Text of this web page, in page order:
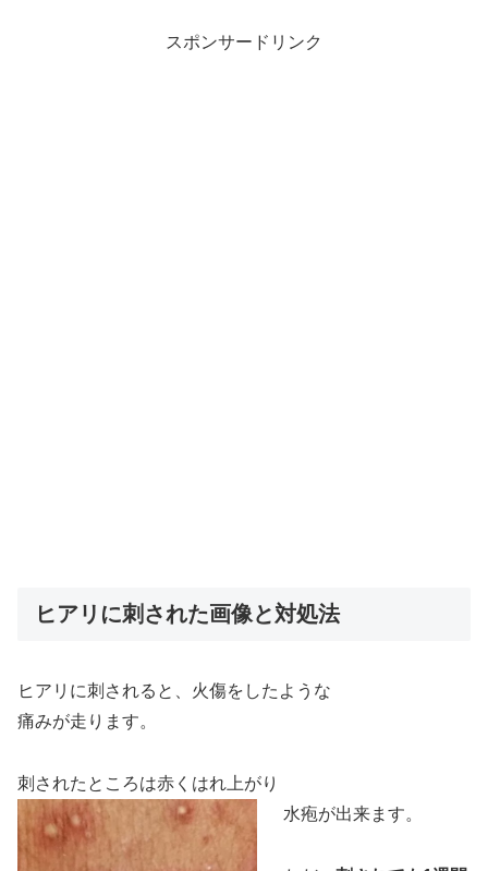
スポンサードリンク
ヒアリに刺された画像と対処法
ヒアリに刺されると、火傷をしたような
痛みが走ります。
刺されたところは赤くはれ上がり
水疱が出来ます。